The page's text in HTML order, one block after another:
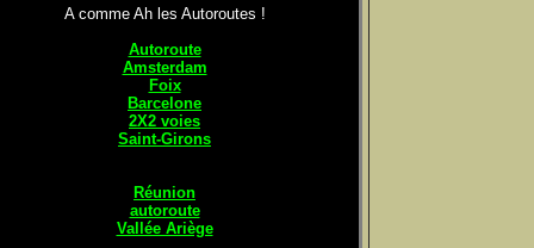
A comme Ah les Autoroutes !
Autoroute
Amsterdam
Foix
Barcelone
2X2 voies
Saint-Girons
Réunion
autoroute
Vallée Ariège